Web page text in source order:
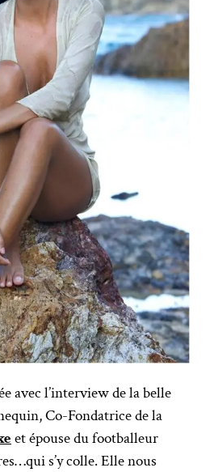
avec l’interview de la belle
Co-Fondatrice de la
et épouse du footballeur
s’y colle. Elle nous